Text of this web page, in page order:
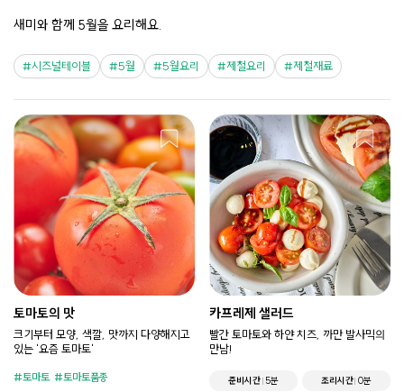
새미와 함께 5월을 요리해요.
시즈널테이블 5월 5월요리 제철요리 제철재료
토마토의 맛
크기부터 모양, 색깔, 맛까지 다양해지고
있는 '요즘 토마토'
토마토 토마토품종
카프레제 샐러드
빨간 토마토와 하얀 치즈, 까만 발사믹의
만남!
준비시간 5분 조리시간 0분